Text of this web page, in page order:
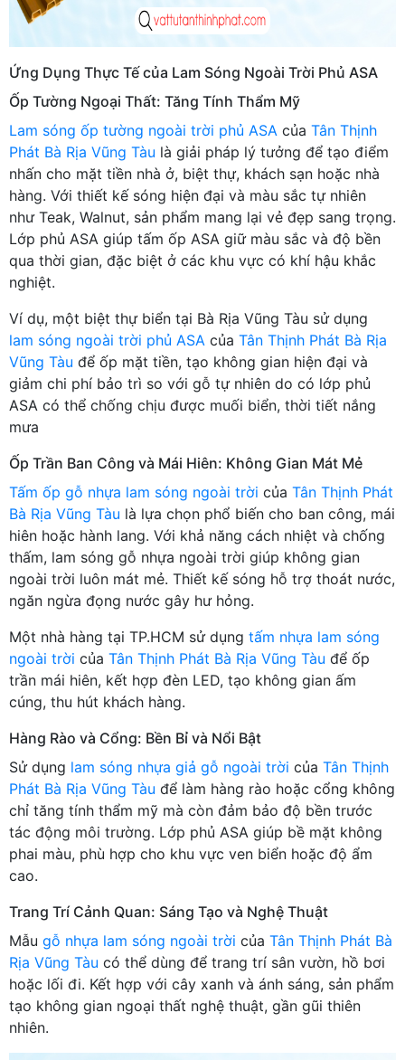
Ứng Dụng Thực Tế của Lam Sóng Ngoài Trời Phủ ASA
Ốp Tường Ngoại Thất: Tăng Tính Thẩm Mỹ
Lam sóng ốp tường ngoài trời phủ ASA của Tân Thịnh
Phát Bà Rịa Vũng Tàu là giải pháp lý tưởng để tạo điểm
nhấn cho mặt tiền nhà ở, biệt thự, khách sạn hoặc nhà
hàng. Với thiết kế sóng hiện đại và màu sắc tự nhiên
như Teak, Walnut, sản phẩm mang lại vẻ đẹp sang trọng.
Lớp phủ ASA giúp tấm ốp ASA giữ màu sắc và độ bền
qua thời gian, đặc biệt ở các khu vực có khí hậu khắc
nghiệt.
Ví dụ, một biệt thự biển tại Bà Rịa Vũng Tàu sử dụng
lam sóng ngoài trời phủ ASA của Tân Thịnh Phát Bà Rịa
Vũng Tàu để ốp mặt tiền, tạo không gian hiện đại và
giảm chi phí bảo trì so với gỗ tự nhiên do có lớp phủ
ASA có thể chống chịu được muối biển, thời tiết nắng
mưa
Ốp Trần Ban Công và Mái Hiên: Không Gian Mát Mẻ
Tấm ốp gỗ nhựa lam sóng ngoài trời của Tân Thịnh Phát
Bà Rịa Vũng Tàu là lựa chọn phổ biến cho ban công, mái
hiên hoặc hành lang. Với khả năng cách nhiệt và chống
thấm, lam sóng gỗ nhựa ngoài trời giúp không gian
ngoài trời luôn mát mẻ. Thiết kế sóng hỗ trợ thoát nước,
ngăn ngừa đọng nước gây hư hỏng.
Một nhà hàng tại TP.HCM sử dụng tấm nhựa lam sóng
ngoài trời của Tân Thịnh Phát Bà Rịa Vũng Tàu để ốp
trần mái hiên, kết hợp đèn LED, tạo không gian ấm
cúng, thu hút khách hàng.
Hàng Rào và Cổng: Bền Bỉ và Nổi Bật
Sử dụng lam sóng nhựa giả gỗ ngoài trời của Tân Thịnh
Phát Bà Rịa Vũng Tàu để làm hàng rào hoặc cổng không
chỉ tăng tính thẩm mỹ mà còn đảm bảo độ bền trước
tác động môi trường. Lớp phủ ASA giúp bề mặt không
phai màu, phù hợp cho khu vực ven biển hoặc độ ẩm
cao.
Trang Trí Cảnh Quan: Sáng Tạo và Nghệ Thuật
Mẫu gỗ nhựa lam sóng ngoài trời của Tân Thịnh Phát Bà
Rịa Vũng Tàu có thể dùng để trang trí sân vườn, hồ bơi
hoặc lối đi. Kết hợp với cây xanh và ánh sáng, sản phẩm
tạo không gian ngoại thất nghệ thuật, gần gũi thiên
nhiên.